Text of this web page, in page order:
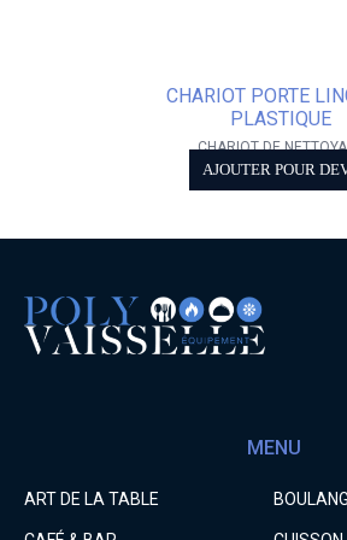
CHARIOT PORTE
PLASTIQUE
CHARIOT DE
AJOUTER POUR
MENU
ART DE LA TABLE